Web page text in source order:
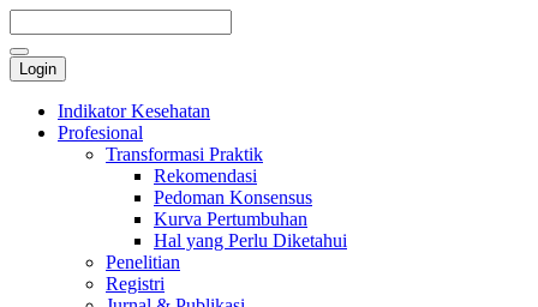
Login
Indikator Kesehatan
Profesional
Transformasi Praktik
Rekomendasi
Pedoman Konsensus
Kurva Pertumbuhan
Hal yang Perlu Diketahui
Penelitian
Registri